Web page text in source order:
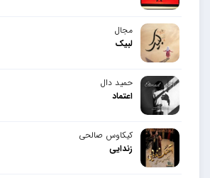
مجال
لبیک
حمید دال
اعتماد
کیکاوس صالحی
زندایی